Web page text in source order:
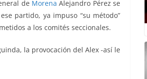
de Morena Alejandro Pérez se
partido, ya impuso “su método”
a los comités seccionales.
la provocación del Alex -así le